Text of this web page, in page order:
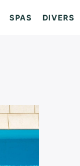
SPAS DIVERS